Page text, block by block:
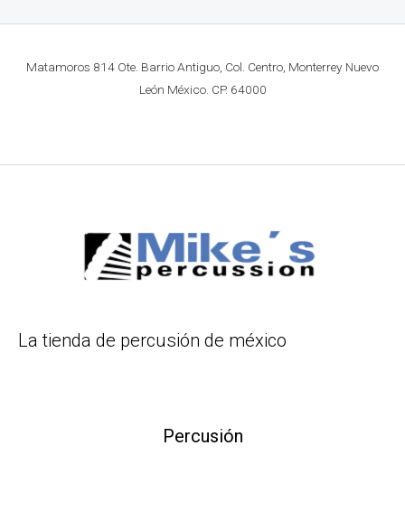
Matamoros 814 Ote. Barrio Antiguo, Col. Centro, Monterrey Nuevo
León México. CP. 64000
La tienda de percusión de méxico
Percusión